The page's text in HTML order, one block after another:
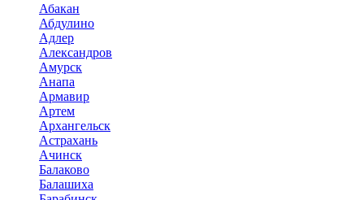
Абакан
Абдулино
Адлер
Александров
Амурск
Анапа
Армавир
Артем
Архангельск
Астрахань
Ачинск
Балаково
Балашиха